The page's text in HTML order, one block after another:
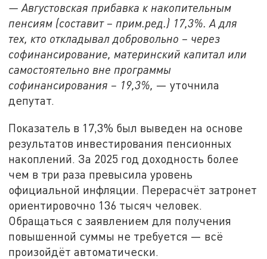
— Августовская прибавка к накопительным
пенсиям (составит – прим.ред.) 17,3%. А для
тех, кто откладывал добровольно – через
софинансирование, материнский капитал или
самостоятельно вне программы
софинансирования – 19,3%, — уточнила
депутат.
Показатель в 17,3% был выведен на основе
результатов инвестирования пенсионных
накоплений. За 2025 год доходность более
чем в три раза превысила уровень
официальной инфляции. Перерасчёт затронет
ориентировочно 136 тысяч человек.
Обращаться с заявлением для получения
повышенной суммы не требуется — всё
произойдёт автоматически.